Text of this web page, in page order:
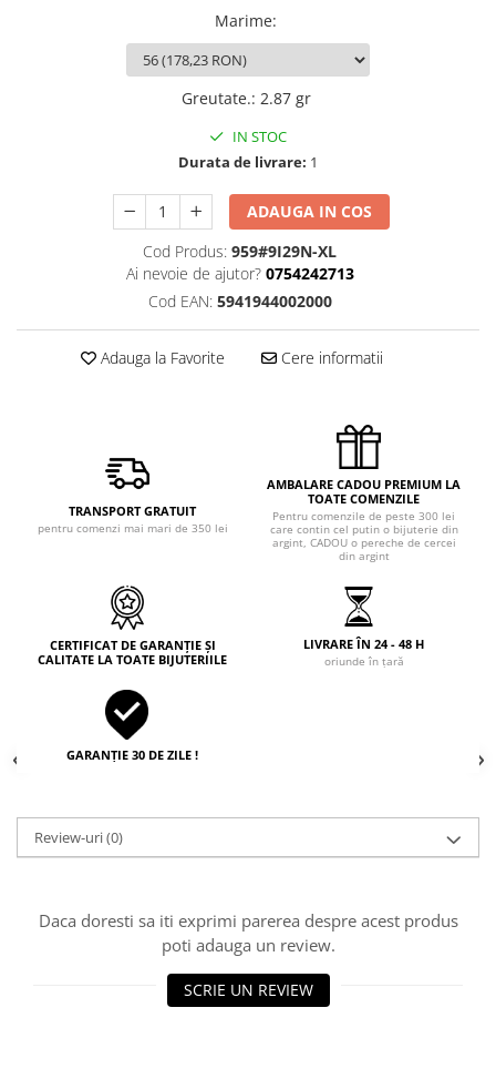
Marime:
Greutate.: 2.87 gr
IN STOC
Durata de livrare: 1
ADAUGA IN COS
Cod Produs: 959#9I29N-XL
Ai nevoie de ajutor? 0754242713
Cod EAN: 5941944002000
Adauga la Favorite Cere informatii
TRANSPORT GRATUIT
pentru comenzi mai mari de 350 lei
AMBALARE CADOU PREMIUM LA
TOATE COMENZILE
Pentru comenzile de peste 300 lei
care contin cel putin o bijuterie din
argint, CADOU o pereche de cercei
din argint
CERTIFICAT DE GARANȚIE ȘI
CALITATE LA TOATE BIJUTERIILE
LIVRARE ÎN 24 - 48 H
oriunde în țară
GARANȚIE 30 DE ZILE !
Review-uri(0)
Daca doresti sa iti exprimi parerea despre acest produs
poti adauga un review.
SCRIE UN REVIEW